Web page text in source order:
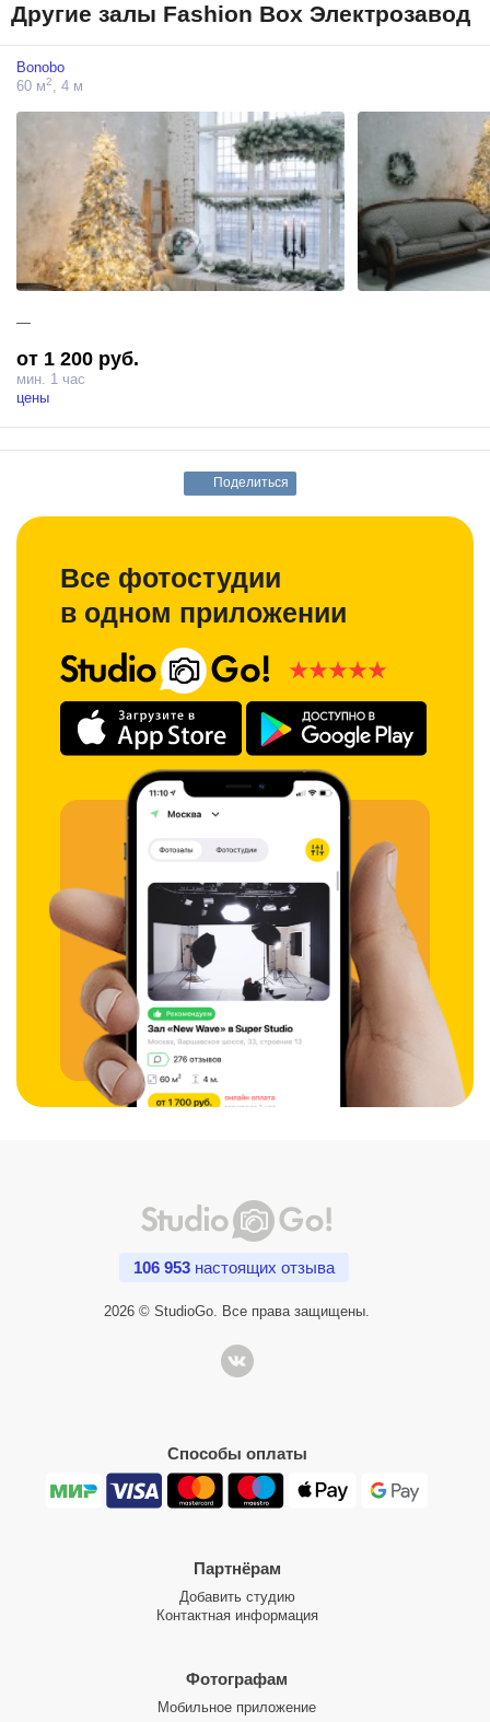
Другие залы Fashion Box Электрозавод
Bonobo
60 м2, 4 м
—
от 1 200 руб.
мин. 1 час
цены
Поделиться
Все фотостудии
в одном приложении
106 953 настоящих отзыва
2026 © StudioGo. Все права защищены.
Способы оплаты
Партнёрам
Добавить студию
Контактная информация
Фотографам
Мобильное приложение